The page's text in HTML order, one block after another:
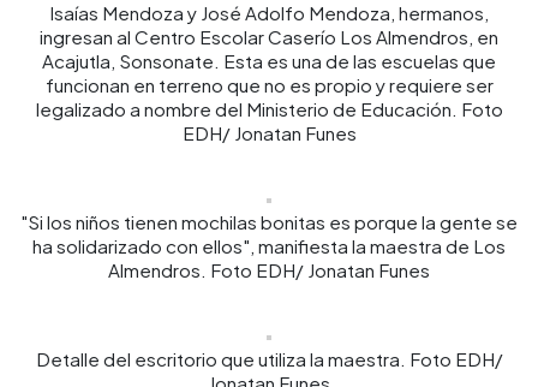
Isaías Mendoza y José Adolfo Mendoza, hermanos,
ingresan al Centro Escolar Caserío Los Almendros, en
Acajutla, Sonsonate. Esta es una de las escuelas que
funcionan en terreno que no es propio y requiere ser
legalizado a nombre del Ministerio de Educación. Foto
EDH/ Jonatan Funes
"Si los niños tienen mochilas bonitas es porque la gente se
ha solidarizado con ellos", manifiesta la maestra de Los
Almendros. Foto EDH/ Jonatan Funes
Detalle del escritorio que utiliza la maestra. Foto EDH/